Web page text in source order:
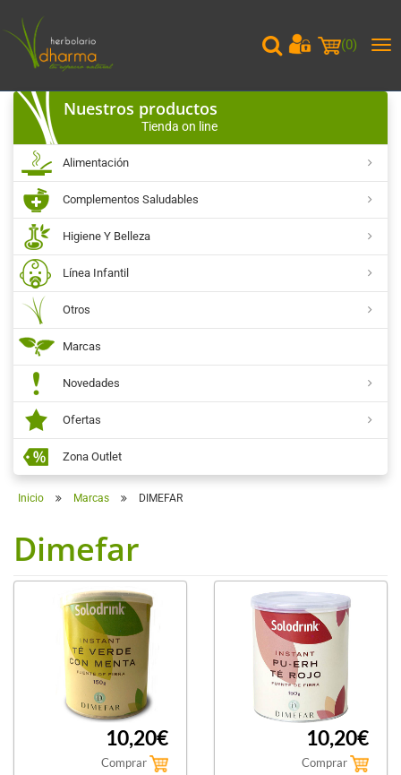
(0)
Nuestros productos
Tienda on line
Alimentación
Complementos Saludables
Higiene Y Belleza
Línea Infantil
Otros
Marcas
Novedades
Ofertas
Zona Outlet
Inicio Marcas DIMEFAR
Dimefar
10,20€
Comprar
10,20€
Comprar